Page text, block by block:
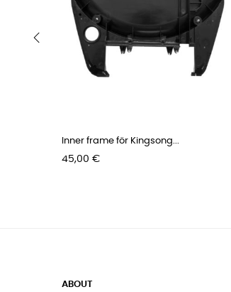
Inner frame för Kingsong...
Pris
45,00 €
ABOUT